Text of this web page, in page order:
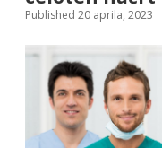
Published 20 aprila, 2023